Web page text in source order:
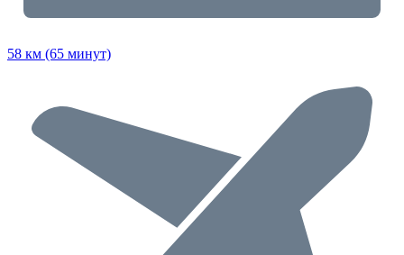
58 км (65 минут)